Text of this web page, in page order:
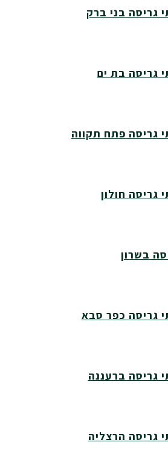
גריסה בני ברק
גריסה בת ים
גריסה פתח תקווה
גריסה חולון
בשרון
גריסה כפר סבא
גריסה ברעננה
גריסה הרצליה